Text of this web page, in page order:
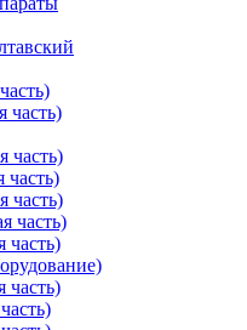
часть)
часть)
часть)
часть)
часть)
часть)